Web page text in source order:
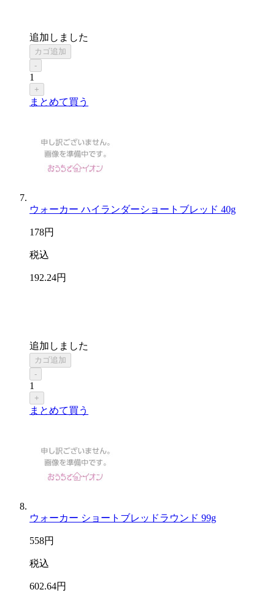
追加しました
カゴ追加
-
1
+
まとめて買う
ウォーカー ハイランダーショートブレッド 40g
178円
税込
192.24円
追加しました
カゴ追加
-
1
+
まとめて買う
ウォーカー ショートブレッドラウンド 99g
558円
税込
602.64円